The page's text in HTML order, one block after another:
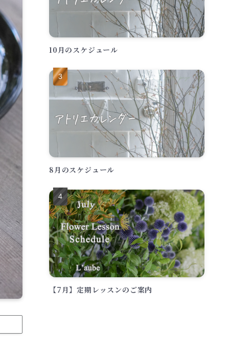
10月のスケジュール
8月のスケジュール
【7月】定期レッスンのご案内